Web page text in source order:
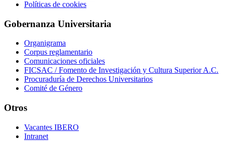
Políticas de cookies
Gobernanza Universitaria
Organigrama
Corpus reglamentario
Comunicaciones oficiales
FICSAC / Fomento de Investigación y Cultura Superior A.C.
Procuraduría de Derechos Universitarios
Comité de Género
Otros
Vacantes IBERO
Intranet